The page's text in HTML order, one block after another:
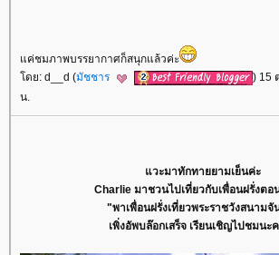
ค่ชมภาพบรรยากาศก็สนุกแล้วค่ะ
ดย: d__d (มัชชาร
) 15
น.
วะมาทักทายยามเย็นค่ะ
Charlie มาชวนไปเที่ยวกับเพื่อนฝรั่งตอ
"พาเพื่อนฝรั่งเที่ยวพระราชวังสนามจั
เพิ่งอัพบล๊อกเสร็จ เรียนเชิญไปชมนะ